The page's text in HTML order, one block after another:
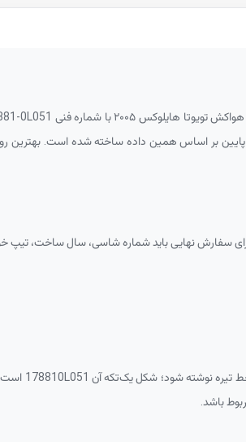
۲۰۰۵ با شماره فنی 0L051
در داده‌های فعلی، این شماره فنی برای هایلوکس در بازه سال ۲۰۰۵ ثبت شده و جدول پایین بر
سفارش نهایی باید شماره شاسی، سال ساخت، تیپ
نوشته شود؛ شکل یک‌تکه آن 178810L051
باشد.